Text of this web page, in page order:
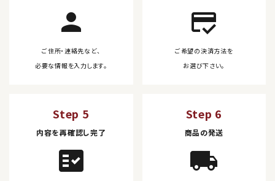
person
ご住所・連絡先など、
必要な情報を入力します。
credit_score
ご希望の決済方法を
お選び下さい。
Step 5
内容を再確認し完了
fact_check
Step 6
商品の発送
local_shipping